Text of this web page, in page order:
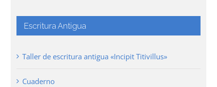
Escritura Antigua
Taller de escritura antigua «Incipit Titivillus»
Cuaderno